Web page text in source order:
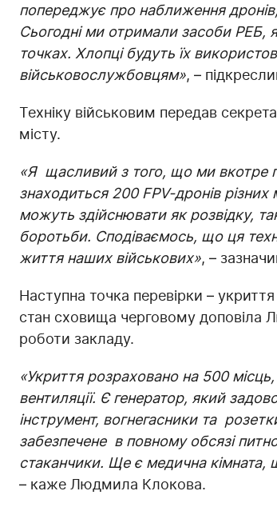
попереджує про наближення дронів,
Сьогодні ми отримали засоби РЕБ,
точках. Хлопці будуть їх
військовослужбовцям», –
Техніку військовим передав
місту.
«Я щасливий з того, що ми вкотре
знаходиться 200 FPV-дронів різних
можуть здійснювати як розвідку,
боротьби. Сподіваємось, що ця
життя наших військових», –
Наступна точка перевірки –
стан сховища черговому доповіла
роботи закладу.
«Укриття розраховано на 500
вентиляції. Є генератор, який
інструмент, вогнегасники та
забезпечене в повному обсязі
стаканчики. Ще є медична
– каже Людмила Клокова.